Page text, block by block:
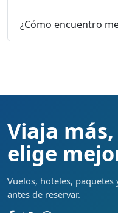
¿Cómo encuentro
Viaja más,
elige
Vuelos, hoteles,
antes de reservar.